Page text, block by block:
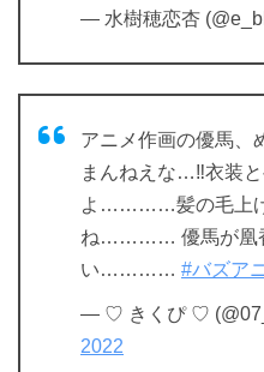
— 水樹穂恋杏
アニメ作画の優馬、
まんねえな…‼️衣装
よ…………髪の毛上げ
ね………… 優馬が凰
い………… #バズア
— ♡ きくぴ ♡
2022